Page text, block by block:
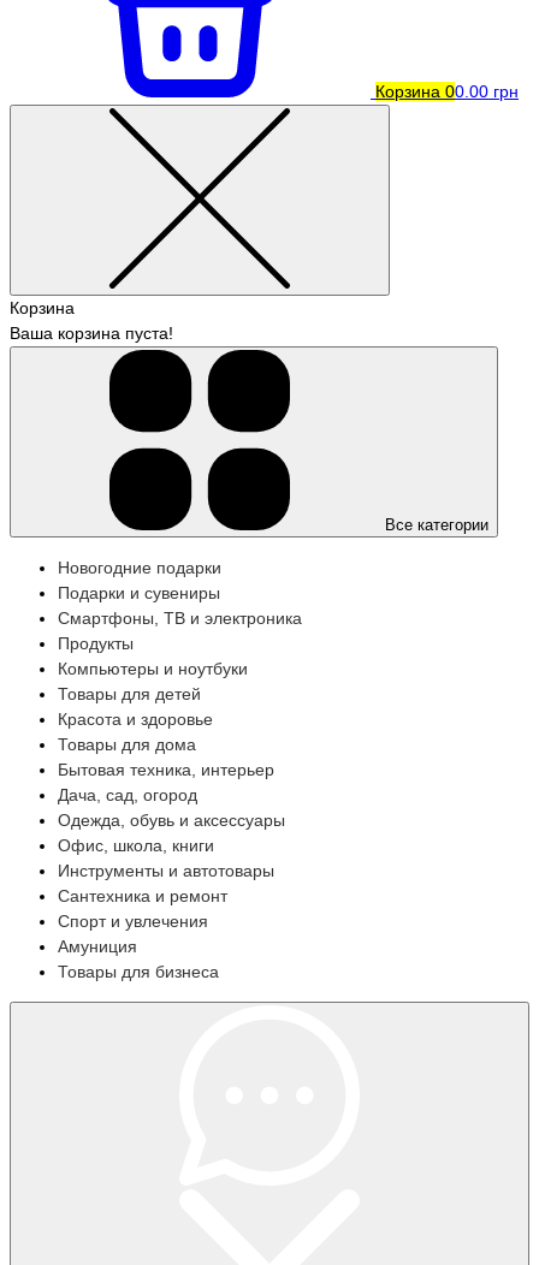
Корзина 00.00 грн
Корзина
Ваша корзина пуста!
Все категории
Новогодние подарки
Подарки и сувениры
Смартфоны, ТВ и электроника
Продукты
Компьютеры и ноутбуки
Товары для детей
Красота и здоровье
Товары для дома
Бытовая техника, интерьер
Дача, сад, огород
Одежда, обувь и аксессуары
Офис, школа, книги
Инструменты и автотовары
Сантехника и ремонт
Спорт и увлечения
Амуниция
Товары для бизнеса